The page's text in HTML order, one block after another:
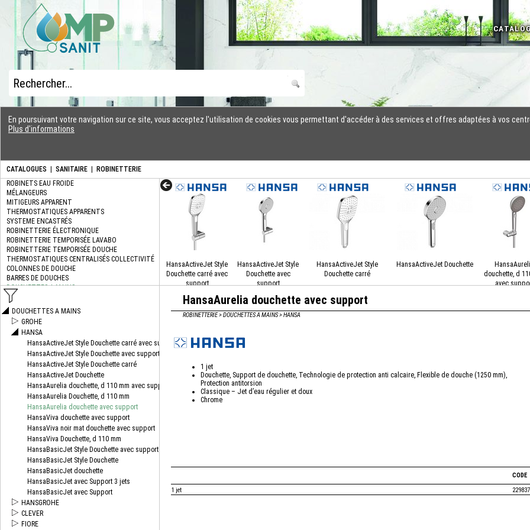
CATALOGUES SANITAIRE ROBINETTERIE
En poursuivant votre navigation sur ce site, vous acceptez l'utilisation de cookies vous permettant d'accéder à des services et offres adaptées à vos
Plus d'informations
HansaActiveJet Style
Douchette carré avec
support
HansaActiveJet Style
Douchette avec
support
HansaActiveJet Style
Douchette carré
HansaActiveJet Douchette
douchette, d
avec